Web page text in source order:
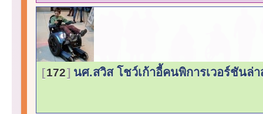
172 นศ.สวิส โชว์เก้าอี้คนพิการเวอร์ชันล่